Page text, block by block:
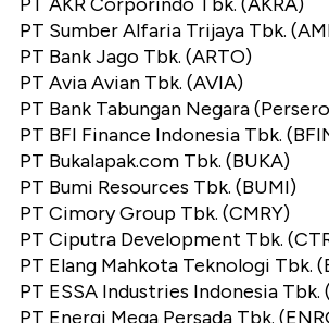
PT Sumber Alfaria Trijaya Tbk.
PT Bank Jago Tbk. (ARTO)
PT Avia Avian Tbk. (AVIA)
PT Bank Tabungan Negara
PT BFI Finance Indonesia Tbk.
PT Bukalapak.com Tbk. (BUKA)
PT Bumi Resources Tbk. (BUMI)
PT Cimory Group Tbk. (CMRY)
PT Ciputra Development Tbk.
PT Elang Mahkota Teknologi Tbk.
PT ESSA Industries Indonesia Tbk.
PT Energi Mega Persada Tbk.